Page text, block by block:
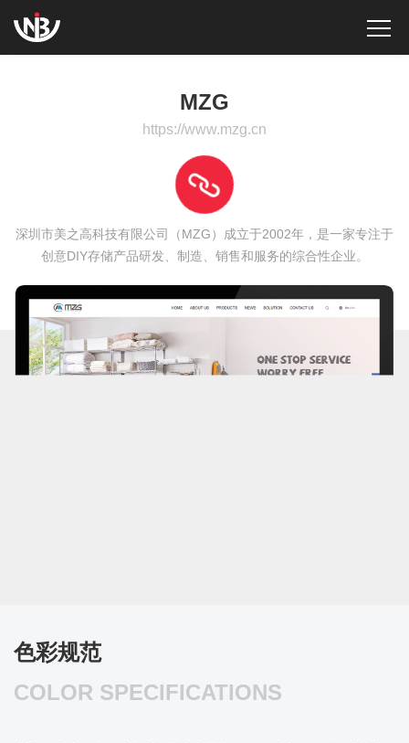
MZG
https://www.mzg.cn
深圳市美之高科技有限公司（MZG）成立于2002年，是一家专注于
创意DIY存储产品研发、制造、销售和服务的综合性企业。
色彩规范
COLOR SPECIFICATIONS